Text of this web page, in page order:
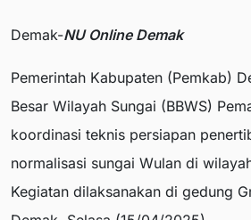
Demak-NU Online Demak
Pemerintah Kabupaten (Pemkab)
Besar Wilayah Sungai (BBWS)
koordinasi teknis persiapan
normalisasi sungai Wulan di
Kegiatan dilaksanakan di gedung